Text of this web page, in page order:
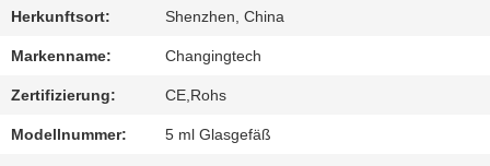
NACHRICHTEN
ALLE
Herkunftsort: Shenzhen, China
Markenname: Changingtech
Zertifizierung: CE,Rohs
Modellnummer: 5 ml Glasgefäß